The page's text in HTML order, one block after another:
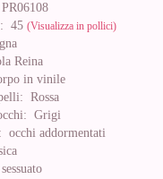
PR06108
45 (Visualizza in pollici)
Reina
in vinile
Rossa
Grigi
occhi addormentati